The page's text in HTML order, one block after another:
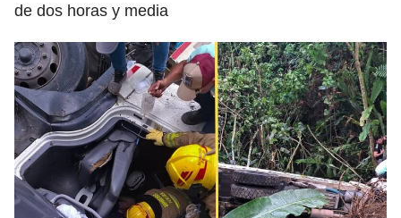
de dos horas y media